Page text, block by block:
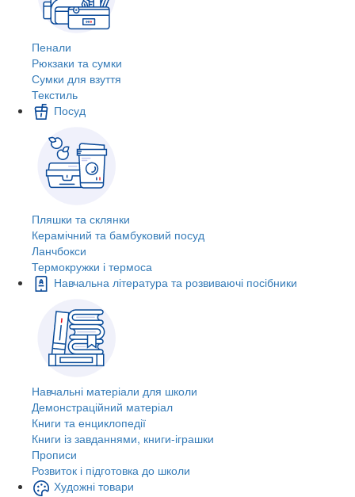
Пенали
Рюкзаки та сумки
Сумки для взуття
Текстиль
Посуд
Пляшки та склянки
Керамічний та бамбуковий посуд
Ланчбокси
Термокружки і термоса
Навчальна література та розвиваючі посібники
Навчальні матеріали для школи
Демонстраційний матеріал
Книги та енциклопедії
Книги із завданнями, книги-іграшки
Прописи
Розвиток і підготовка до школи
Художні товари